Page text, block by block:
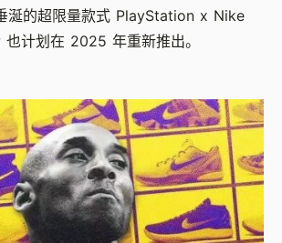
涎的超限量款式 PlayStation x Nike
计划在 2025 年重新推出。